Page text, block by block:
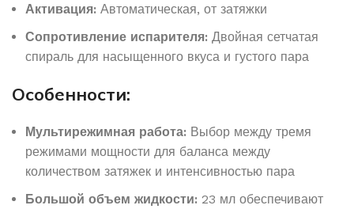
Активация: Автоматическая, от затяжки
Сопротивление испарителя: Двойная сетчатая
спираль для насыщенного вкуса и густого пара
Особенности:
Мультирежимная работа: Выбор между тремя
режимами мощности для баланса между
количеством затяжек и интенсивностью пара
Большой объем жидкости: 23 мл обеспечивают